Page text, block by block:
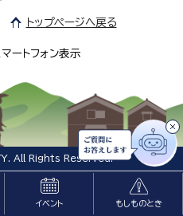
イベント もしものとき
トップページへ戻る
マートフォン表示
All Rights Reserved.